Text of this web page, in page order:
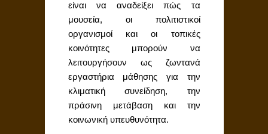
είναι να αναδείξει πώς τα
μουσεία, οι πολιτιστικοί
οργανισμοί και οι τοπικές
κοινότητες μπορούν να
λειτουργήσουν ως ζωντανά
εργαστήρια μάθησης για την
κλιματική συνείδηση, την
πράσινη μετάβαση και την
κοινωνική υπευθυνότητα.